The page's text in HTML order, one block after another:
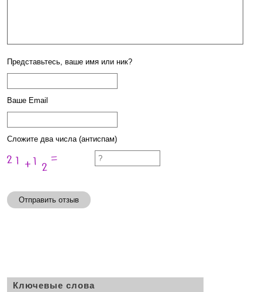
Представьтесь, ваше имя или ник?
Ваше Email
Сложите два числа (антиспам)
Отправить отзыв
Ключевые слова